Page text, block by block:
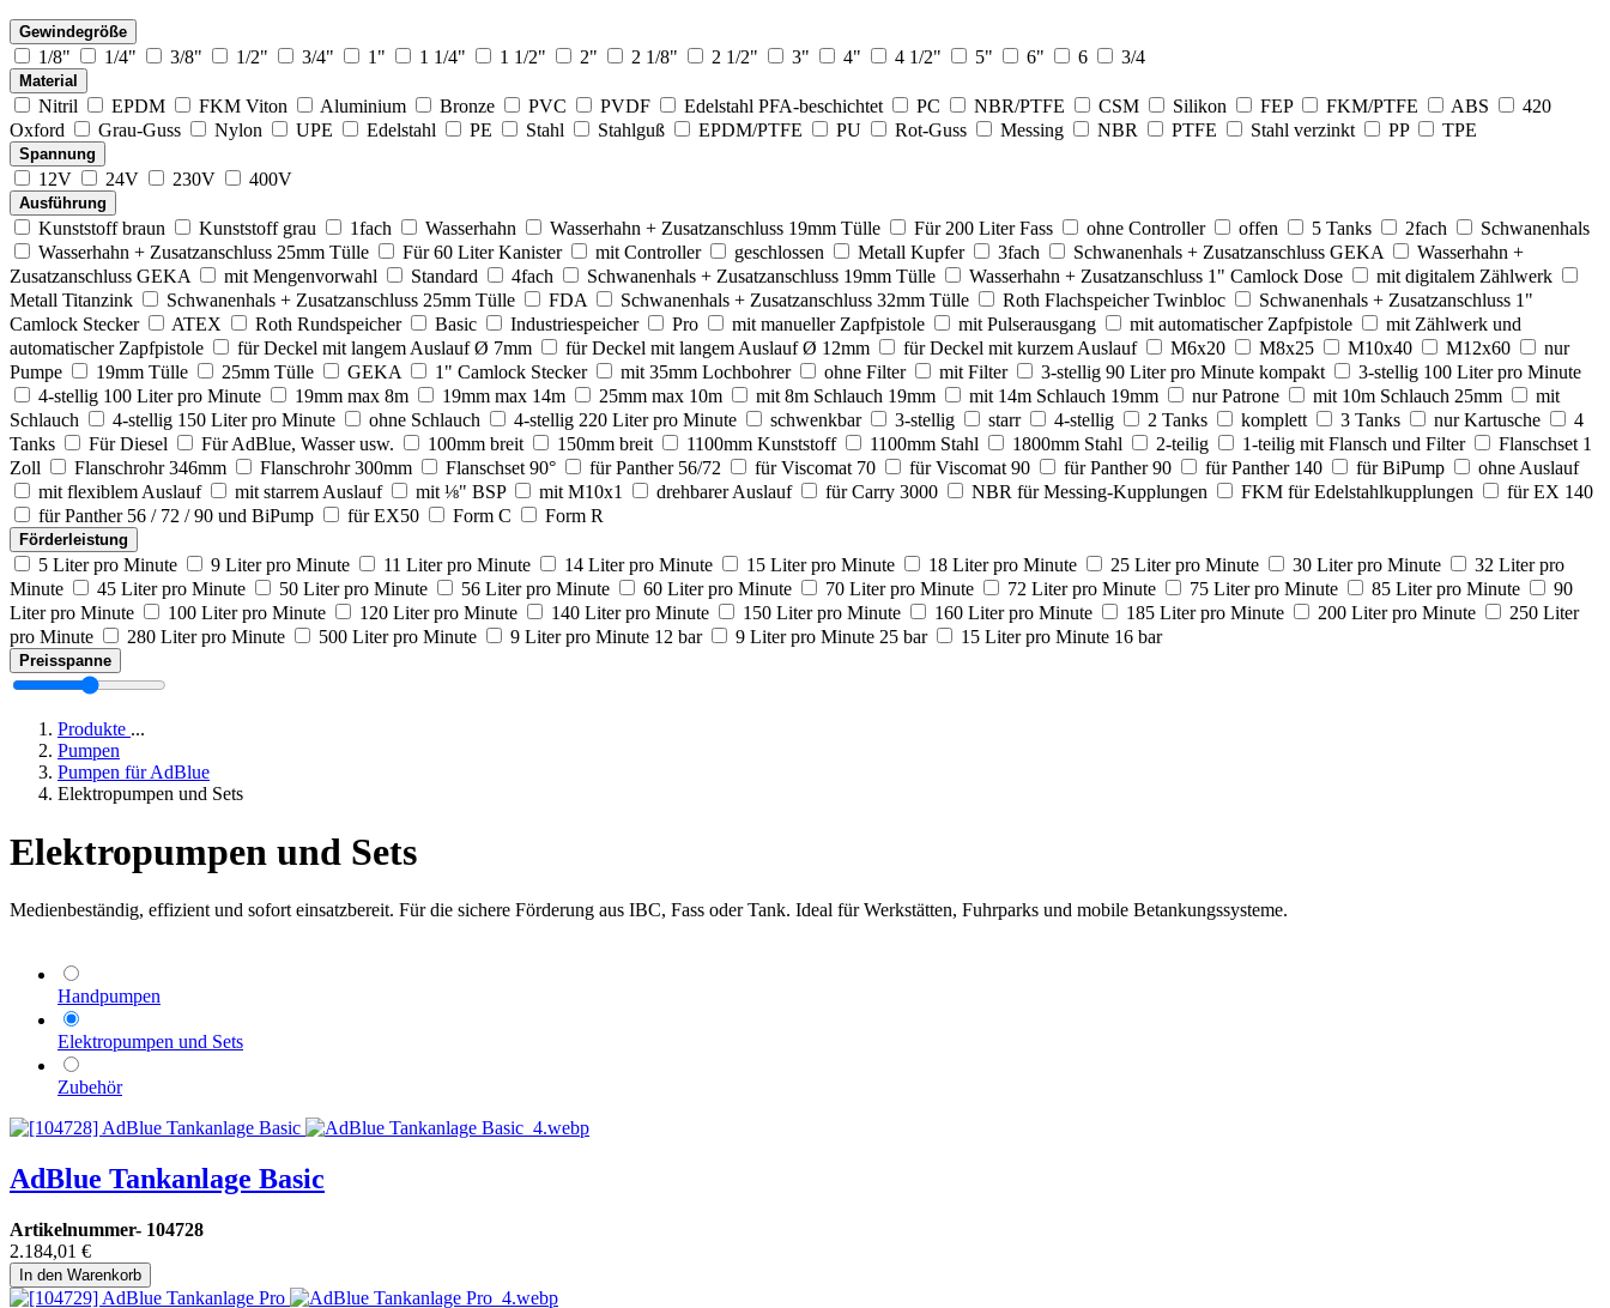
Gewindegröße
1/8" 1/4" 3/8" 1/2" 3/4" 1" 1 1/4" 1 1/2" 2" 2 1/8" 2 1/2" 3" 4" 4 1/2" 5" 6" 6 3/4
Material
Nitril EPDM FKM Viton Aluminium Bronze PVC PVDF Edelstahl PFA-beschichtet PC NBR/PTFE CSM Silikon FEP FKM/PTFE ABS
420
Oxford
Grau-Guss Nylon UPE Edelstahl PE Stahl Stahlguß EPDM/PTFE PU Rot-Guss Messing NBR PTFE Stahl verzinkt PP TPE
Spannung
12V 24V 230V 400V
Ausführung
Kunststoff braun Kunststoff grau 1fach Wasserhahn Wasserhahn + Zusatzanschluss 19mm Tülle Für 200 Liter Fass ohne Controller offen 5 Tanks 2fach
Schwanenhals
Wasserhahn + Zusatzanschluss 25mm Tülle
Für 60 Liter Kanister mit Controller geschlossen Metall Kupfer 3fach Schwanenhals + Zusatzanschluss GEKA
Wasserhahn +
Zusatzanschluss GEKA
mit Mengenvorwahl Standard 4fach Schwanenhals + Zusatzanschluss 19mm Tülle Wasserhahn + Zusatzanschluss 1" Camlock Dose
mit digitalem Zählwerk
Metall Titanzink
Schwanenhals + Zusatzanschluss 25mm Tülle FDA Schwanenhals + Zusatzanschluss 32mm Tülle Roth Flachspeicher Twinbloc
Schwanenhals + Zusatzanschluss 1"
Camlock Stecker
ATEX Roth Rundspeicher Basic Industriespeicher Pro mit manueller Zapfpistole mit Pulserausgang mit automatischer Zapfpistole
mit Zählwerk und
automatischer Zapfpistole
für Deckel mit langem Auslauf Ø 7mm für Deckel mit langem Auslauf Ø 12mm für Deckel mit kurzem Auslauf M6x20 M8x25 M10x40 M12x60
nur
Pumpe
19mm Tülle 25mm Tülle GEKA 1" Camlock Stecker mit 35mm Lochbohrer ohne Filter mit Filter 3-stellig 90 Liter pro Minute kompakt
3-stellig 100 Liter pro Minute
4-stellig 100 Liter pro Minute
19mm max 8m 19mm max 14m 25mm max 10m mit 8m Schlauch 19mm mit 14m Schlauch 19mm nur Patrone mit 10m Schlauch 25mm
mit
Schlauch
4-stellig 150 Liter pro Minute ohne Schlauch 4-stellig 220 Liter pro Minute schwenkbar 3-stellig starr 4-stellig 2 Tanks komplett 3 Tanks nur Kartusche
4
Tanks
Für Diesel Für AdBlue, Wasser usw. 100mm breit 150mm breit 1100mm Kunststoff 1100mm Stahl 1800mm Stahl 2-teilig 1-teilig mit Flansch und Filter
Flanschset 1
Zoll
Flanschrohr 346mm Flanschrohr 300mm Flanschset 90° für Panther 56/72 für Viscomat 70 für Viscomat 90 für Panther 90 für Panther 140 für BiPump
ohne Auslauf
mit flexiblem Auslauf
mit starrem Auslauf mit ⅛" BSP mit M10x1 drehbarer Auslauf für Carry 3000 NBR für Messing-Kupplungen FKM für Edelstahlkupplungen
für EX 140
für Panther 56 / 72 / 90 und BiPump
für EX50 Form C Form R
Förderleistung
5 Liter pro Minute 9 Liter pro Minute 11 Liter pro Minute 14 Liter pro Minute 15 Liter pro Minute 18 Liter pro Minute 25 Liter pro Minute 30 Liter pro Minute
32 Liter pro
Minute
45 Liter pro Minute 50 Liter pro Minute 56 Liter pro Minute 60 Liter pro Minute 70 Liter pro Minute 72 Liter pro Minute 75 Liter pro Minute 85 Liter pro Minute
90
Liter pro Minute
100 Liter pro Minute 120 Liter pro Minute 140 Liter pro Minute 150 Liter pro Minute 160 Liter pro Minute 185 Liter pro Minute 200 Liter pro Minute
250 Liter
pro Minute
280 Liter pro Minute 500 Liter pro Minute 9 Liter pro Minute 12 bar 9 Liter pro Minute 25 bar 15 Liter pro Minute 16 bar
Preisspanne
Produkte ...
Pumpen
Pumpen für AdBlue
Elektropumpen und Sets
Elektropumpen und Sets
Medienbeständig, effizient und sofort einsatzbereit. Für die sichere Förderung aus IBC, Fass oder Tank. Ideal für Werkstätten, Fuhrparks und mobile Betankungssysteme.
Handpumpen
Elektropumpen und Sets
Zubehör
AdBlue Tankanlage Basic
Artikelnummer- 104728
2.184,01 €
In den Warenkorb